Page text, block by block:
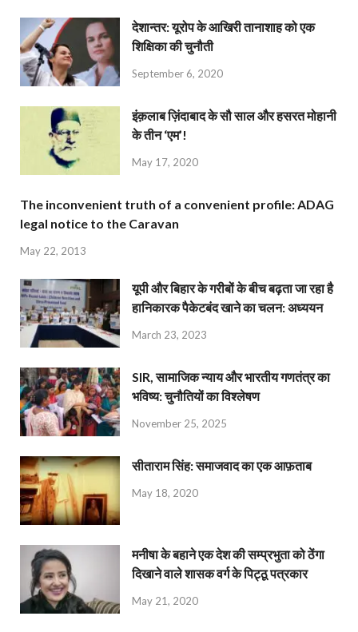
देशान्‍तर: यूरोप के आखिरी तानाशाह को एक
शिक्षिका की चुनौती
September 6, 2020
इंक़लाब ज़िंदाबाद के सौ साल और हसरत मोहानी
के तीन ‘एम’!
May 17, 2020
The inconvenient truth of a convenient profile: ADAG
legal notice to the Caravan
May 22, 2013
यूपी और बिहार के गरीबों के बीच बढ़ता जा रहा है
हानिकारक पैकेटबंद खाने का चलन: अध्ययन
March 23, 2023
SIR, सामाजिक न्याय और भारतीय गणतंत्र का
भविष्य: चुनौतियों का विश्लेषण
November 25, 2025
सीताराम सिंह: समाजवाद का एक आफ़ताब
May 18, 2020
मनीषा के बहाने एक देश की सम्प्रभुता को ठेंगा
दिखाने वाले शासक वर्ग के पिट्ठू पत्रकार
May 21, 2020